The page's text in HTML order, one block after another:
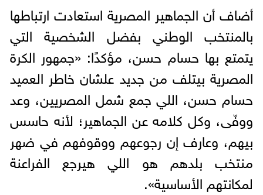
أضاف أن الجماهير المصرية استعادت ارتباطها
بالمنتخب الوطني بفضل الشخصية التي
يتمتع بها حسام حسن، مؤكدًا: «جمهور الكرة
المصرية بيتلف من جديد علشان خاطر العميد
حسام حسن، اللي جمع شمل المصريين، وعد
ووفّى، وكل كلامه عن الجماهير؛ لأنه حاسس
بيهم، وعارف إن رجوعهم ووقوفهم في ضهر
منتخب بلدهم هو اللي هيرجع الفراعنة
لمكانتهم الأساسية».